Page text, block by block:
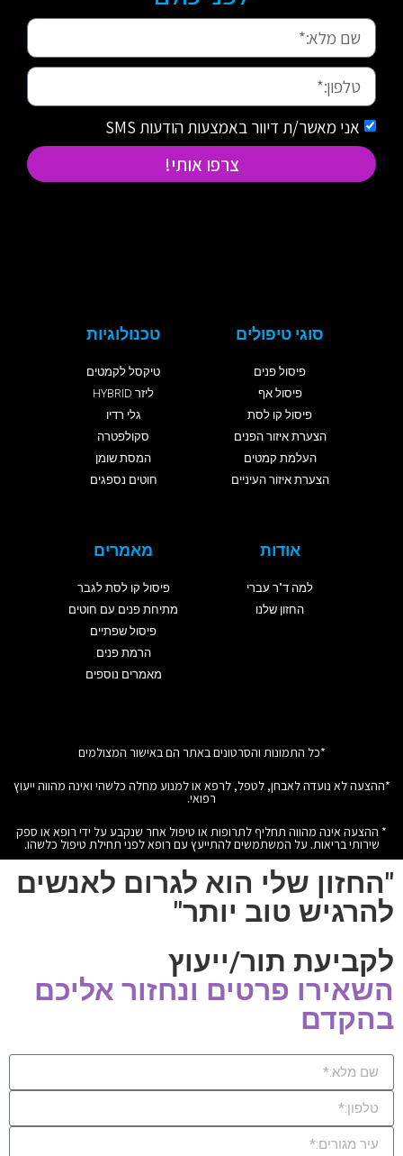
אני מאשר/ת דיוור באמצעות הודעות SMS
צרפו אותי!
סוגי טיפולים
פיסול פנים
פיסול אף
פיסול קו לסת
הצערת איזור הפנים
העלמת קמטים
הצערת איזור העיניים
טכנולוגיות
טיקסל לקמטים
ליזר HYBRID
גלי רדיו
סקולפטרה
המסת שומן
חוטים נספגים
אודות
למה ד"ר עברי
החזון שלנו
מאמרים
פיסול קו לסת לגבר
מתיחת פנים עם חוטים
פיסול שפתיים
הרמת פנים
מאמרים נוספים
*כל התמונות והסרטונים באתר הם באישור המצולמים
*ההצעה לא נועדה לאבחן, לטפל, לרפא או למנוע מחלה כלשהי ואינה מהווה ייעוץ
רפואי.
* ההצעה אינה מהווה תחליף לתרופות או טיפול אחר שנקבע על ידי רופא או ספק
שירותי בריאות. על המשתמשים להתייעץ עם רופא לפני תחילת טיפול כלשהו.
"החזון שלי הוא לגרום לאנשים
להרגיש טוב יותר"
לקביעת תור/ייעוץ
השאירו פרטים ונחזור אליכם
בהקדם